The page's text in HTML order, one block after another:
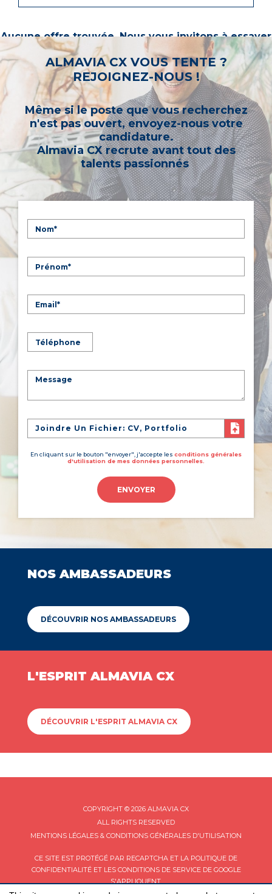
Aucune offre trouvée. Nous vous invitons à essayer
d’autres mots-clés ou à sélectionner un « métier ».
ALMAVIA CX VOUS TENTE ?
REJOIGNEZ-NOUS !
Même si le poste que vous recherchez
n'est pas ouvert, envoyez-nous votre
candidature.
Almavia CX recrute avant tout des
talents passionnés
Joindre Un Fichier: CV, Portfolio
En cliquant sur le bouton "envoyer", j'accepte les conditions générales
d'utilisation de mes données personnelles.
ENVOYER
NOS AMBASSADEURS
DÉCOUVRIR NOS AMBASSADEURS
L'ESPRIT ALMAVIA CX
DÉCOUVRIR L'ESPRIT ALMAVIA CX
COPYRIGHT © 2026 ALMAVIA CX
ALL RIGHTS RESERVED
MENTIONS LÉGALES & CONDITIONS GÉNÉRALES D'UTILISATION
CE SITE EST PROTÉGÉ PAR RECAPTCHA ET LA POLITIQUE DE
CONFIDENTIALITÉET LES CONDITIONS DE SERVICEDE GOOGLE
S'APPLIQUENT.